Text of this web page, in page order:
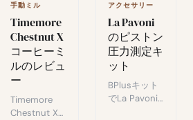
手動ミル
Timemore
Chestnut X
コーヒーミ
ルのレビュ
ー
Timemore
Chestnut X
アクセサリー
La Pavoni
のピストン
圧力測定キ
ット
BPlusキット
でLa Pavoni